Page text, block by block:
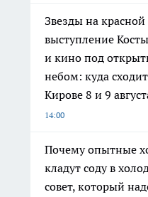
Звезды на
выступление
и кино под
небом: куда
Кирове 8 и 9
14:00
Почему опытные
кладут соду в
совет, который